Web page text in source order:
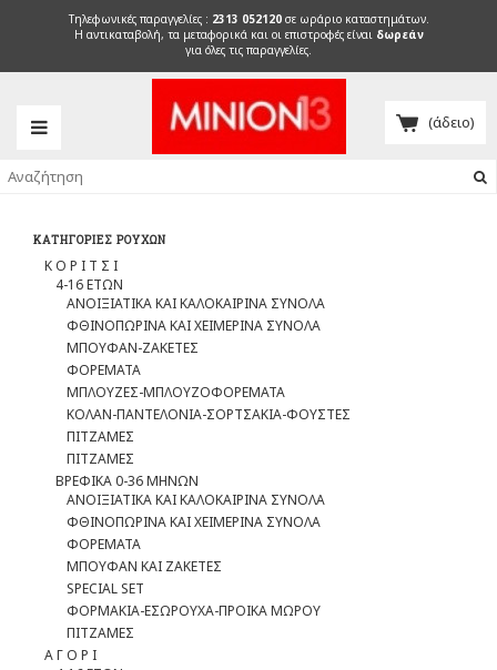
Τηλεφωνικές παραγγελίες : 2313 052120σε ωράριο καταστημάτων.
H αντικαταβολή, τα μεταφορικά και οι επιστροφές είναι δωρεάν
για όλες τις παραγγελίες.
(άδειο)
ΚΑΤΗΓΟΡΊΕΣ ΡΟΎΧΩΝ
Κ Ο Ρ Ι Τ Σ Ι
4-16 ΕΤΩΝ
ΑΝΟΙΞΙΑΤΙΚΑ ΚΑΙ ΚΑΛΟΚΑΙΡΙΝΑ ΣΥΝΟΛΑ
ΦΘΙΝΟΠΩΡΙΝΑ ΚΑΙ ΧΕΙΜΕΡΙΝΑ ΣΥΝΟΛΑ
ΜΠΟΥΦΑΝ-ΖΑΚΕΤΕΣ
ΦΟΡΕΜΑΤΑ
ΜΠΛΟΥΖΕΣ-ΜΠΛΟΥΖΟΦΟΡΕΜΑΤΑ
ΚΟΛΑΝ-ΠΑΝΤΕΛΟΝΙΑ-ΣΟΡΤΣΑΚΙΑ-ΦΟΥΣΤΕΣ
ΠΙΤΖΑΜΕΣ
ΠΙΤΖΑΜΕΣ
ΒΡΕΦΙΚΑ 0-36 ΜΗΝΩΝ
ΑΝΟΙΞΙΑΤΙΚΑ ΚΑΙ ΚΑΛΟΚΑΙΡΙΝΑ ΣΥΝΟΛΑ
ΦΘΙΝΟΠΩΡΙΝΑ ΚΑΙ ΧΕΙΜΕΡΙΝΑ ΣΥΝΟΛΑ
ΦΟΡΕΜΑΤΑ
ΜΠΟΥΦΑΝ ΚΑΙ ΖΑΚΕΤΕΣ
SPECIAL SET
ΦOΡΜΑΚΙΑ-ΕΣΩΡΟΥΧΑ-ΠΡΟΙΚΑ ΜΩΡΟΥ
ΠΙΤΖΑΜΕΣ
Α Γ Ο Ρ Ι